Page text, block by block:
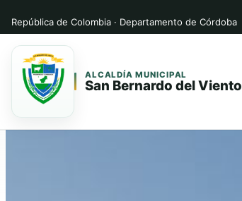
Saltar
Saltar
República de Colombia · Departamento de Córdoba
ALCALDÍA MUNICIPAL
San Bernardo del Viento